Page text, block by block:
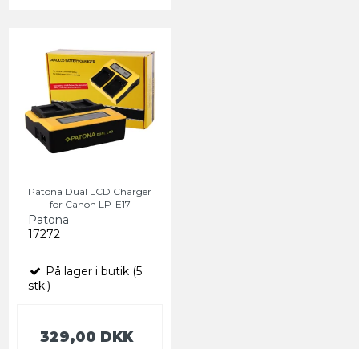
Patona Dual LCD Charger
for Canon LP-E17
Patona
17272
På lager i butik (5
stk.)
329,00 DKK